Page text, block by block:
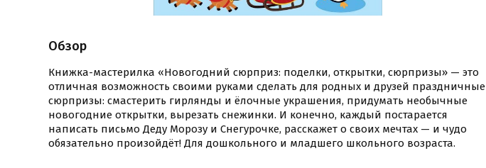
Обзор
Книжка-мастерилка «Новогодний сюрприз: поделки, открытки, сюрпризы» — это
отличная возможность своими руками сделать для родных и друзей праздничные
сюрпризы: смастерить гирлянды и ёлочные украшения, придумать необычные
новогодние открытки, вырезать снежинки. И конечно, каждый постарается
написать письмо Деду Морозу и Снегурочке, расскажет о своих мечтах — и чудо
обязательно произойдёт! Для дошкольного и младшего школьного возраста.